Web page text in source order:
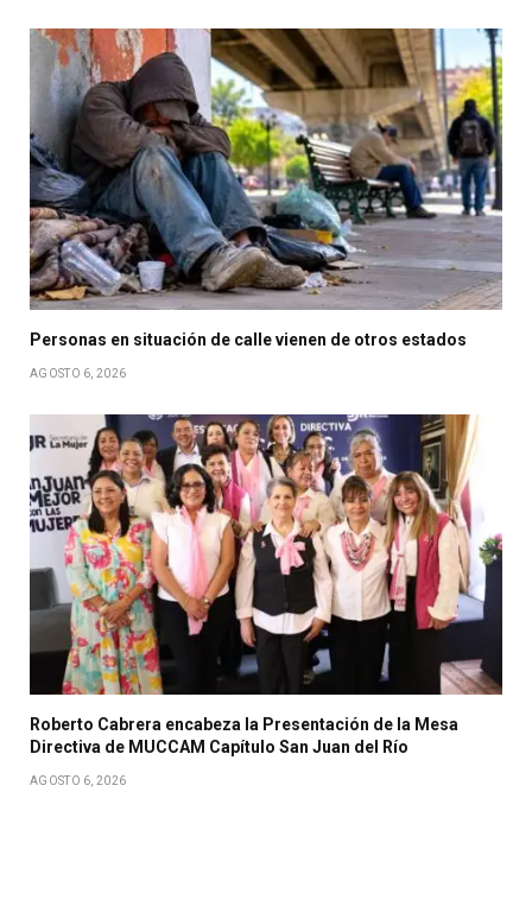
Personas en situación de calle vienen de otros estados
AGOSTO 6, 2026
Roberto Cabrera encabeza la Presentación de la Mesa
Directiva de MUCCAM Capítulo San Juan del Río
AGOSTO 6, 2026